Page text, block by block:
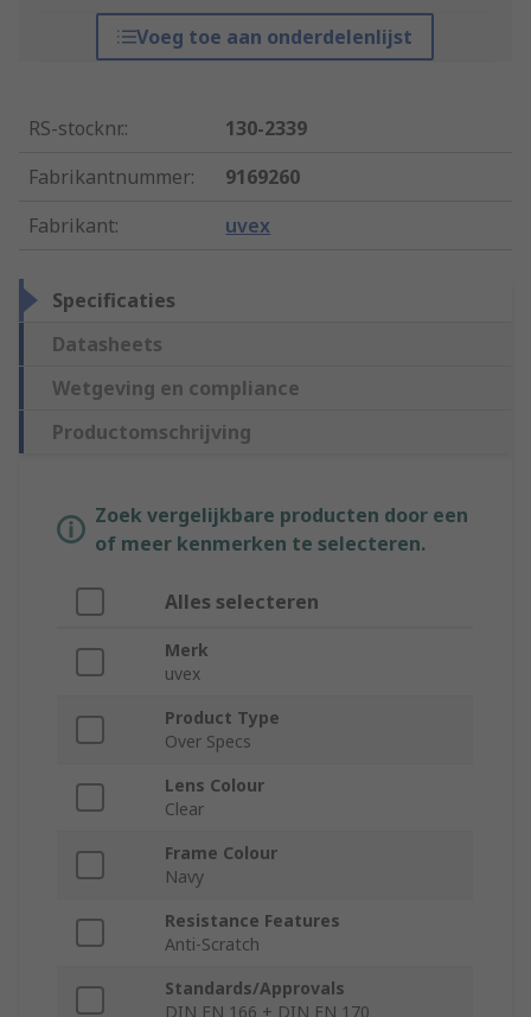
Voeg toe aan onderdelenlijst
RS-stocknr.:
130-2339
Fabrikantnummer:
9169260
Fabrikant: uvex
Specificaties
Datasheets
Wetgeving en compliance
Productomschrijving
Zoek vergelijkbare producten door een
of meer kenmerken te selecteren.
Alles selecteren
Merk
uvex
Product Type
Over Specs
Lens Colour
Clear
Frame Colour
Navy
Resistance Features
Anti-Scratch
Standards/Approvals
DIN EN 166 + DIN EN 170